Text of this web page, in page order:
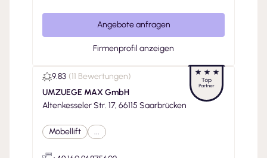
Angebote anfragen
Firmenprofil anzeigen
9.83 (11 Bewertungen)
UMZUEGE MAX GmbH
Altenkesseler Str. 17, 66115 Saarbrücken
Möbellift ...